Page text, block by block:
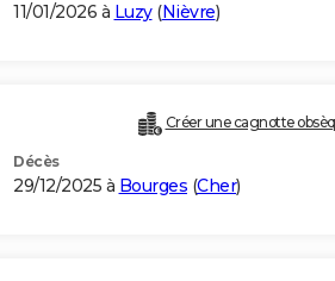
11/01/2026 à Luzy(Nièvre)
Créer une cagnotte
Décès
29/12/2025 à Bourges (Cher)